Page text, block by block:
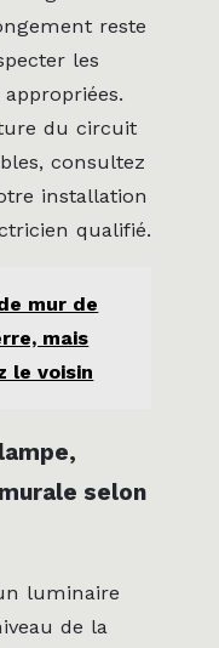
reste
les
du circuit
consultez
installation
qualifié.
mur de
mais
le voisin
selon
luminaire
de la